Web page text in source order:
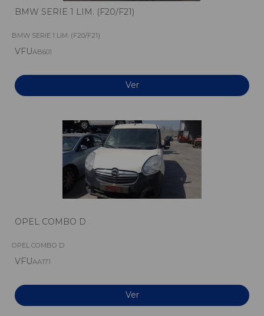
BMW SERIE 1 LIM. (F20/F21)
BMW SERIE 1 LIM. (F20/F21)
VFUAB601
Ver
OPEL COMBO D
OPEL COMBO D
VFUAA171
Ver